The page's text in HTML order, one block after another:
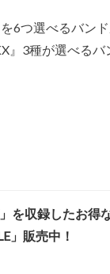
6つ選べるバン
』3種が選べる
を収録したお得
」販売中！